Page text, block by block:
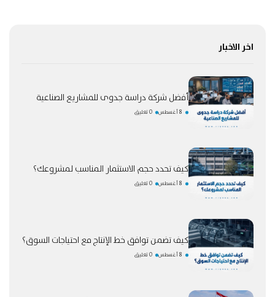
اخر الاخبار
أفضل شركة دراسة جدوى للمشاريع الصناعية
8 أغسطس 0 تعليق
كيف تحدد حجم الاستثمار المناسب لمشروعك؟
8 أغسطس 0 تعليق
كيف تضمن توافق خط الإنتاج مع احتياجات السوق؟
8 أغسطس 0 تعليق